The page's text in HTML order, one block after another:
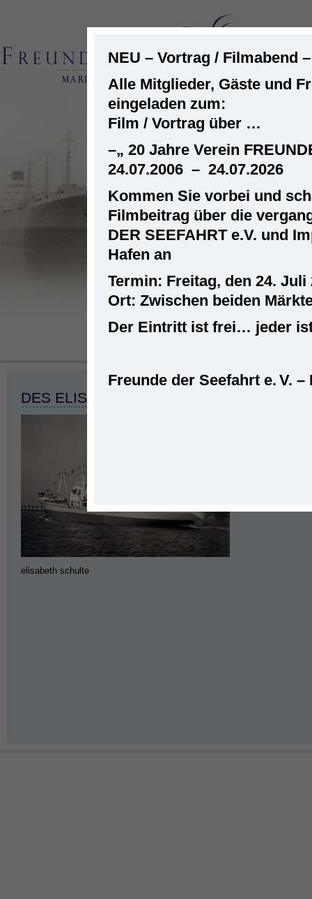
Startseite»Startseite »DES
DES ELISABETH SCHULTE 28.03. 1956
elisabeth schulte
NEU – Vortrag / Filmabend
Alle Mitglieder, Gäste und
eingeladen zum:
Film / Vortrag über …
–„ 20 Jahre Verein
24.07.2006 – 24.07.2026
Kommen Sie vorbei und
Filmbeitrag über die
DER SEEFAHRT e.V. und
Hafen an
Termin: Freitag, den 24. Juli
Ort: Zwischen beiden
Der Eintritt ist frei… jeder
Freunde der Seefahrt e. V. –